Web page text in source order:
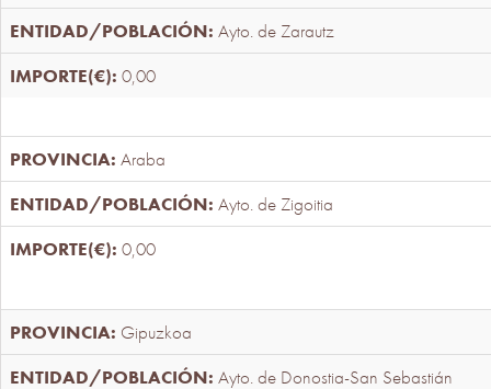
Ayto. de Zarautz
0,00
Araba
Ayto. de Zigoitia
0,00
Gipuzkoa
Ayto. de Donostia-San Sebastián